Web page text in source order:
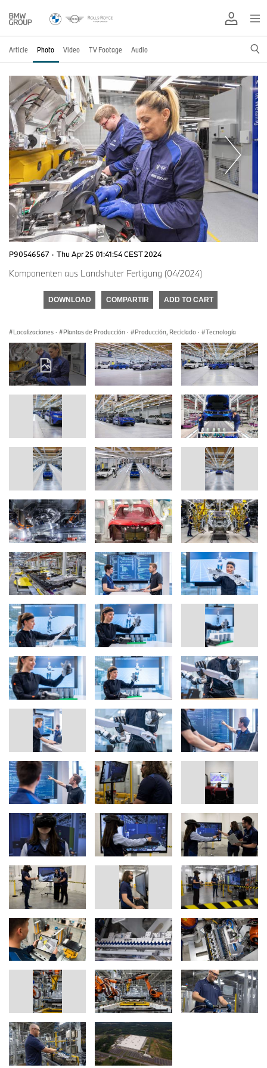
Article Photo Video TV Footage Audio
P90546567 · Thu Apr 25 01:41:54 CEST 2024
Komponenten aus Landshuter Fertigung (04/2024)
DOWNLOAD COMPARTIR ADD TO CART
Localizaciones · Plantas de Producción · Producción, Reciclado · Tecnología